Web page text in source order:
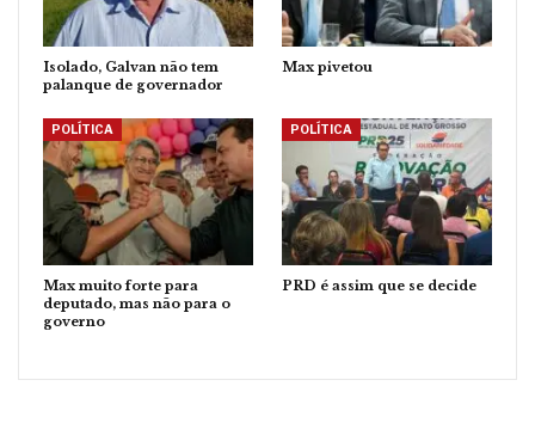
Isolado, Galvan não tem
palanque de governador
Max pivetou
POLÍTICA
Max muito forte para
deputado, mas não para o
governo
POLÍTICA
PRD é assim que se decide